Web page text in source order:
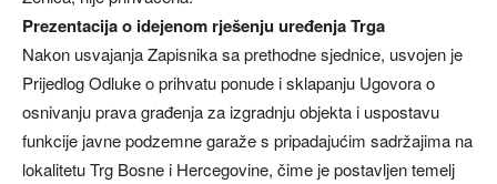
Prezentacija o idejenom rješenju uređenja Trga
Nakon usvajanja Zapisnika sa prethodne sjednice, usvojen je
Prijedlog Odluke o prihvatu ponude i sklapanju Ugovora o
osnivanju prava građenja za izgradnju objekta i uspostavu
funkcije javne podzemne garaže s pripadajućim sadržajima na
lokalitetu Trg Bosne i Hercegovine, čime je postavljen temelj